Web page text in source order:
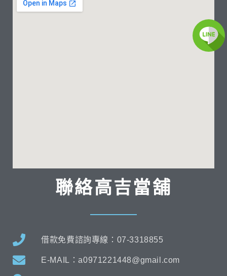
聯絡高吉當舖
借款免費諮詢專線：07-3318855
E-MAIL：a0971221448@gmail.com